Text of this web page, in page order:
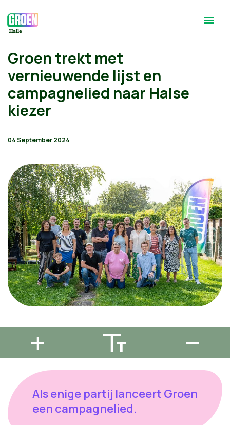
Groen trekt met
vernieuwende lijst en
campagnelied naar Halse
kiezer
04 September 2024
Als enige partij lanceert Groen
een campagnelied.